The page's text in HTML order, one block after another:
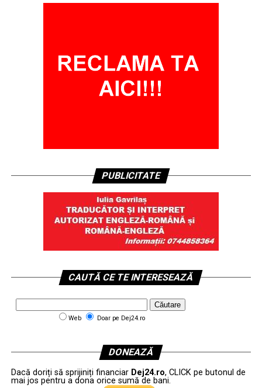
PUBLICITATE
CAUTĂ CE TE INTERESEAZĂ
Web Doar pe Dej24.ro
DONEAZĂ
Dacă doriți să sprijiniți financiar Dej24.ro, CLICK pe butonul de
mai jos pentru a dona orice sumă de bani.